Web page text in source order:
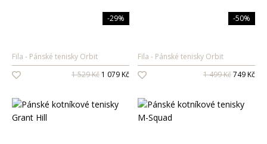
-29%
Fila
Pánské tenisky Orbit
1 529 Kč 1 079 Kč
-50%
Fila
Pánské tenisky Orbit
1 499 Kč749 Kč